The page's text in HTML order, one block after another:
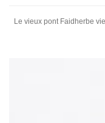
Le vieux pont Faidherbe